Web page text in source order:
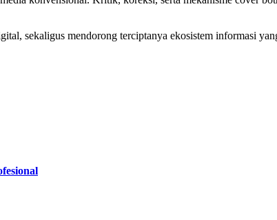
sekaligus mendorong terciptanya ekosistem informasi